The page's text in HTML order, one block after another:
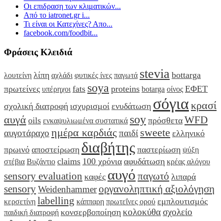
Οι επιδραση των κλιματικών...
Από το iatronet.gr i...
Τι είναι οι Κατεχίνες? Απο...
facebook.com/foodbit...
Φράσεις Κλειδιά
λουτείνη λίπη αχλάδι φυτικές ίνες παγωτά stevia bottarga
πρωτείνες υπέρηχοι fats soya proteins botarga οίνος ΕΦΕΤ
σχολική διατροφή ισχυρισμοί ενυδάτωση σόγια κρασί
αυγά oils ενκαψυλιωμένα συστατικά soy πρόσθετα WFD
αυγοτάραχο ημέρα καρδιάς παιδί sweete ελληνικό
πρωινό αποστείρωση διαβήτης παστερίωση ψύξη
στέβια Βυζάντιο claims 100 χρόνια αφυδάτωση κρέας αλόγου
sensory evaluation καφές αυγό παγωτό λιπαρά
sensoryWeidenhammerοργανοληπτική αξιολόγηση
κερσετίνη labelling κάππαρη πρωτεΐνες ορού εμπλουτισμός
παιδική διατροφή κονσερβοποίηση κολοκύθασχολείο